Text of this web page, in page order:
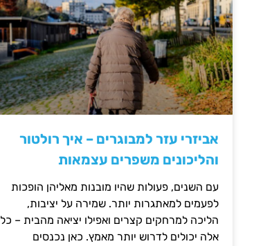
אביזרי עזר למבוגרים – איך רולטור
והליכונים משפרים עצמאות
עם השנים, פעולות שהיו מובנות מאליהן הופכות
לפעמים למאתגרות יותר. שמירה על יציבות,
הליכה למרחקים קצרים ואפילו יציאה מהבית – כל
אלה יכולים לדרוש יותר מאמץ. כאן נכנסים